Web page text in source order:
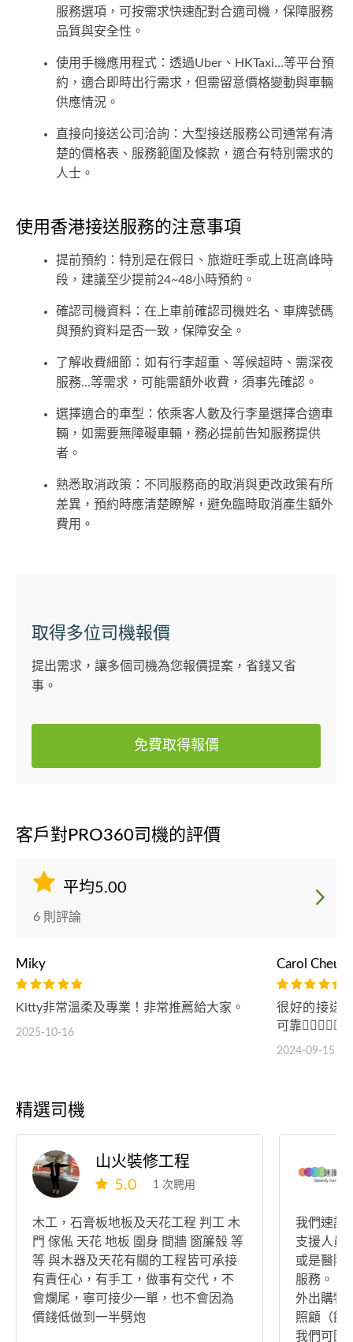
服務選項，可按需求快速配對合適司機，保障服務
品質與安全性。
使用手機應用程式：透過Uber、HKTaxi…等平台預
約，適合即時出行需求，但需留意價格變動與車輛
供應情況。
直接向接送公司洽詢：大型接送服務公司通常有清
楚的價格表、服務範圍及條款，適合有特別需求的
人士。
使用香港接送服務的注意事項
提前預約：特別是在假日、旅遊旺季或上班高峰時
段，建議至少提前24~48小時預約。
確認司機資料：在上車前確認司機姓名、車牌號碼
與預約資料是否一致，保障安全。
了解收費細節：如有行李超重、等候超時、需深夜
服務...等需求，可能需額外收費，須事先確認。
選擇適合的車型：依乘客人數及行李量選擇合適車
輛，如需要無障礙車輛，務必提前告知服務提供
者。
熟悉取消政策：不同服務商的取消與更改政策有所
差異，預約時應清楚瞭解，避免臨時取消產生額外
費用。
取得多位司機報價
提出需求，讓多個司機為您報價提案，省錢又省
事。
免費取得報價
客戶對PRO360司機的評價
平均5.00
6 則評論
Miky
Kitty非常溫柔及專業！非常推薦給大家。
2025-10-16
Carol
很好的接送
可靠👍🏻👍🏻👍🏻
2024-09-15
精選司機
山火裝修工程
5.0
1 次聘用
木工，石膏板地板及天花工程 判工 木
門 傢俬 天花 地板 圍身 間牆 窗簾殼 等
等 與木器及天花有關的工程皆可承接
有責任心，有手工，做事有交代，不
會爛尾，寧可接少一單，也不會因為
價錢低做到一半劈炮
我們速護
支援人員
或是醫院
服務。 服務內容
外出購物
照顧（餵
我們可因